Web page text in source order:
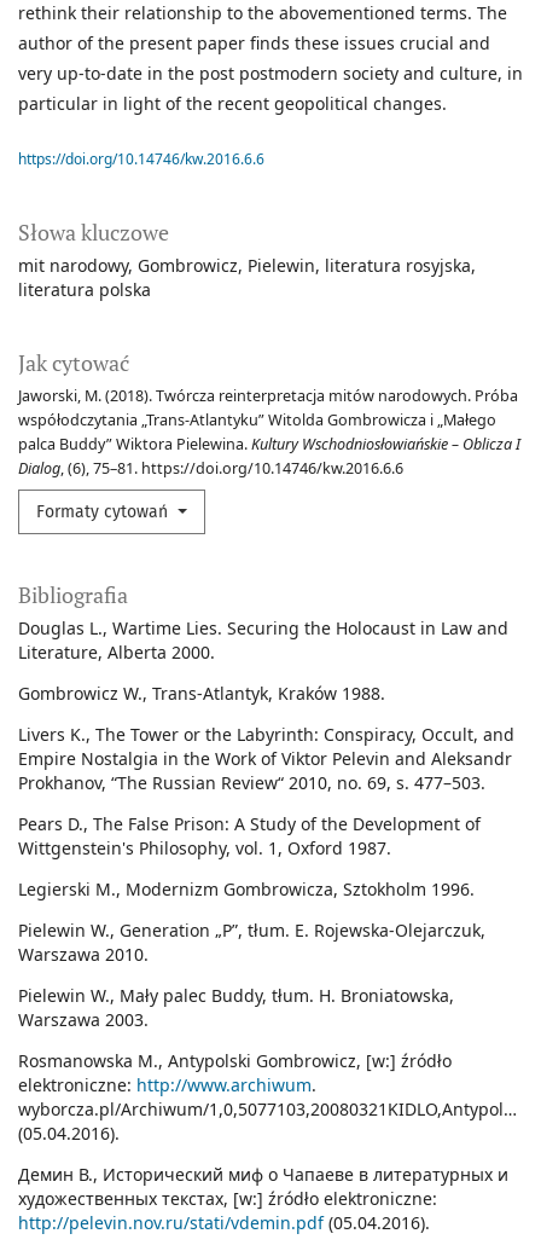
Słowa kluczowe
mit narodowy Gombrowicz Pielewin literatura rosyjska
literatura polska
Jak cytować
Jaworski, M. (2018). Twórcza reinterpretacja mitów narodowych. Próba
współodczytania „Trans-Atlantyku” Witolda Gombrowicza i „Małego
palca Buddy” Wiktora Pielewina.Kultury Wschodniosłowiańskie – Oblicza I
Dialog, (6), 75–81. https://doi.org/10.14746/kw.2016.6.6
Formaty cytowań
rethink their relationship to the abovementioned terms. The
author of the present paper finds these issues crucial and
very up-to-date in the post postmodern society and culture, in
particular in light of the recent geopolitical changes.
https://doi.org/10.14746/kw.2016.6.6
Bibliografia
Douglas L., Wartime Lies. Securing the Holocaust in Law and
Literature, Alberta 2000.
Gombrowicz W., Trans-Atlantyk, Kraków 1988.
Livers K., The Tower or the Labyrinth: Conspiracy, Occult, and
Empire Nostalgia in the Work of Viktor Pelevin and Aleksandr
Prokhanov, “The Russian Review“ 2010, no. 69, s. 477–503.
Pears D., The False Prison: A Study of the Development of
Wittgenstein's Philosophy, vol. 1, Oxford 1987.
Legierski M., Modernizm Gombrowicza, Sztokholm 1996.
Pielewin W., Generation „P”, tłum. E. Rojewska-Olejarczuk,
Warszawa 2010.
Pielewin W., Mały palec Buddy, tłum. H. Broniatowska,
Warszawa 2003.
Rosmanowska M., Antypolski Gombrowicz, [w:] źródło
elektroniczne: http://www.archiwum.
wyborcza.pl/Archiwum/
(05.04.2016).
Демин В., Исторический миф о Чапаеве в литературных и
художественных текстах, [w:] źródło elektroniczne:
http://pelevin.nov.ru/stati/vdemin.pdf(05.04.2016).